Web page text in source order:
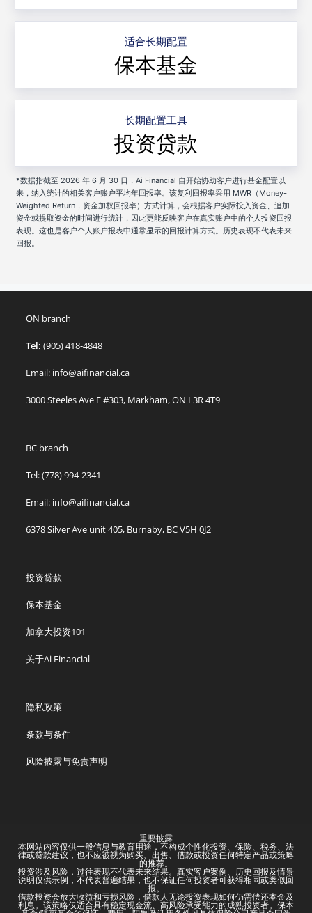
适合长期配置
保本基金
长期配置工具
投资贷款
*数据指截至 2026 年 6 月 30 日，Ai Financial 自开始协助客户进行基金配置以
来，纳入统计的相关客户账户平均年回报率。该复利回报率采用 MWR（Money-
Weighted Return，资金加权回报率）方式计算，会根据客户实际投入资金、追加
资金或提取资金的时间进行统计，因此更能反映客户在真实账户中的个人投资回报
表现。这也是客户个人账户报表中通常显示的回报计算方式。历史表现不代表未来
回报。
ON branch
Tel:(905) 418-4848
Email: info@aifinancial.ca
3000 Steeles Ave E #303, Markham, ON L3R 4T9
BC branch
Tel: (778) 994-2341
Email: info@aifinancial.ca
6378 Silver Ave unit 405, Burnaby, BC V5H 0J2
投资贷款
保本基金
加拿大投资101
关于Ai Financial
隐私政策
条款与条件
风险披露与免责声明
重要披露
本网站内容仅供一般信息与教育用途，不构成个性化投资、保险、税务、法
律或贷款建议，也不应被视为购买、出售、借款或投资任何特定产品或策略
的推荐。
投资涉及风险，过往表现不代表未来结果。真实客户案例、历史回报及情景
说明仅供示例，不代表普遍结果，也不保证任何投资者可获得相同或类似回
报。
借款投资会放大收益和亏损风险，借款人无论投资表现如何仍需偿还本金及
利息。该策略仅适合具有稳定现金流、高风险承受能力的成熟投资者。保本